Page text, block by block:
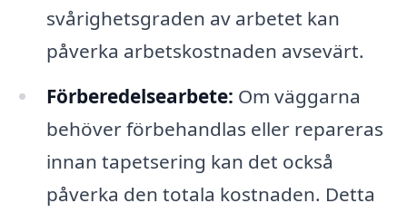
svårighetsgraden av arbetet kan
påverka arbetskostnaden avsevärt.
Förberedelsearbete: Om väggarna
behöver förbehandlas eller repareras
innan tapetsering kan det också
påverka den totala kostnaden. Detta